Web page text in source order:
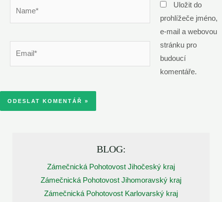
Uložit do
prohlížeče jméno,
e-mail a webovou
stránku pro
budoucí
komentáře.
BLOG:
Zámečnická Pohotovost Jihočeský kraj
Zámečnická Pohotovost Jihomoravský kraj
Zámečnická Pohotovost Karlovarský kraj